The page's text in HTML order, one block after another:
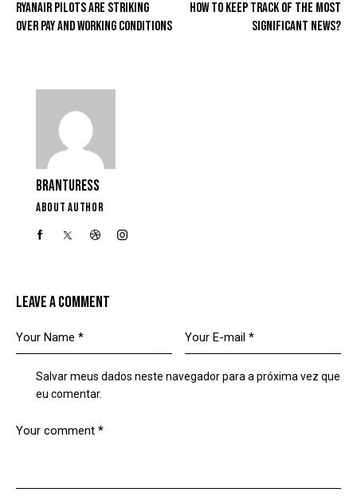
RYANAIR PILOTS ARE STRIKING
OVER PAY AND WORKING CONDITIONS
HOW TO KEEP TRACK OF THE MOST
SIGNIFICANT NEWS?
BRANTURESS
ABOUT AUTHOR
LEAVE A COMMENT
Salvar meus dados neste navegador para a próxima vez que
eu comentar.